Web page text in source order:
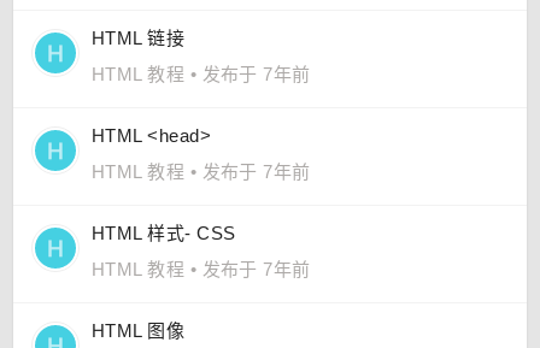
HTML 链接
HTML 教程 • 发布于 7年前
HTML <head>
HTML 教程 • 发布于 7年前
HTML 样式- CSS
HTML 教程 • 发布于 7年前
HTML 图像